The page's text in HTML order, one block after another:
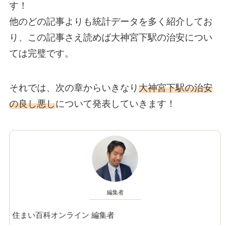
す！
他のどの記事よりも統計データを多く紹介してお
り、この記事さえ読めば大神宮下駅の治安につい
ては完璧です。
それでは、次の章からいきなり 大神宮下駅の治安
の良し悪しについて発表していきます！
編集者
住まい百科オンライン 編集者